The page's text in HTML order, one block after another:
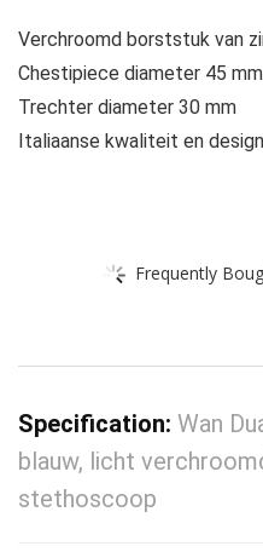
Verchroomd borststuk van
Chestipiece diameter 45 mm
Trechter diameter 30 mm
Italiaanse kwaliteit en design
Frequently
Specification: Wan
blauw, licht
stethoscoop